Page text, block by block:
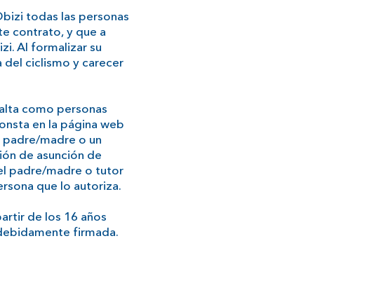
todas las personas
contrato, y que a
Al formalizar su
del ciclismo y carecer
como personas
en la página web
madre o un
de asunción de
padre/madre o tutor
que lo autoriza.
de los 16 años
firmada.